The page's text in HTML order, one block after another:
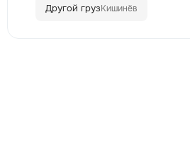
Другой грузКишинёв